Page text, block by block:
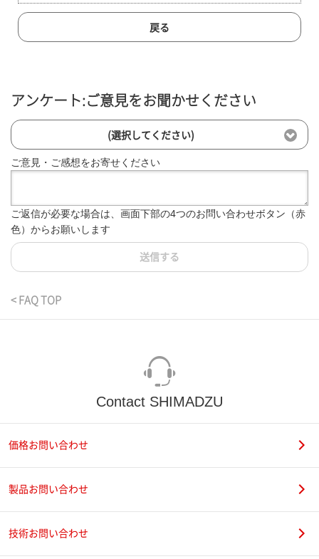
戻る
アンケート:ご意見をお聞かせください
(選択してください)
ご意見・ご感想をお寄せください
ご返信が必要な場合は、画面下部の4つのお問い合わせボタン（赤
色）からお願いします
送信する
< FAQ TOP
Contact SHIMADZU
価格お問い合わせ
製品お問い合わせ
技術お問い合わせ